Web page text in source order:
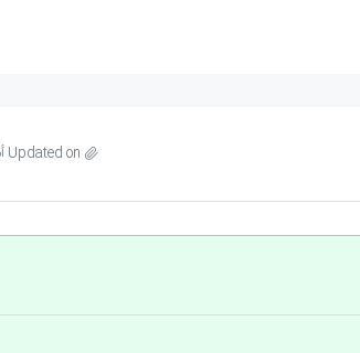
Updated on أبريل 30, 2024 at 5:03 م